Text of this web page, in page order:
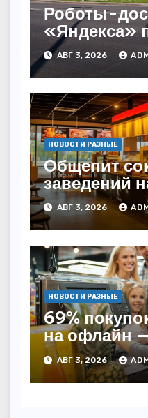
Роботы-
«Яндекса»
Казахстане
АВГ 3, 2026
НОВОСТИ РАЗНЫЕ
Общепит
заведений
начала
АВГ 3, 2026
НОВОСТИ РАЗНЫЕ
69%
на офлайн
АВГ 3, 2026